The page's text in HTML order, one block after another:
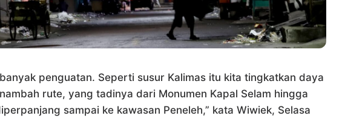
penguatan. Seperti susur Kalimas itu kita tingkatkan daya
rute, yang tadinya dari Monumen Kapal Selam hingga
sampai ke kawasan Peneleh,” kata Wiwiek, Selasa